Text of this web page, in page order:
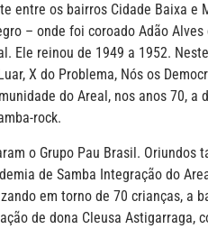
entre os bairros Cidade Baixa e
– onde foi coroado Adão
Ele reinou de 1949 a 1952.
X do Problema, Nós os
do Areal, nos anos 70, a
rock.
o Grupo Pau Brasil. Oriundos
de Samba Integração do
em torno de 70 crianças, a
de dona Cleusa Astigarraga,